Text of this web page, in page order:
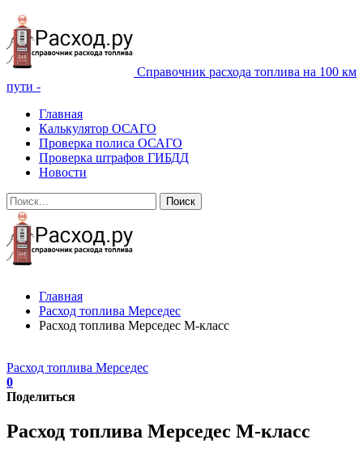
Справочник расхода топлива на 100 км
пути -
Главная
Калькулятор ОСАГО
Проверка полиса ОСАГО
Проверка штрафов ГИБДД
Новости
Главная
Расход топлива Мерседес
Расход топлива Мерседес М-класс
Расход топлива Мерседес
0
Поделиться
Расход топлива Мерседес М-класс